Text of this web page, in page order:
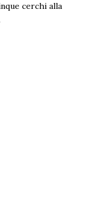
cerchi alla